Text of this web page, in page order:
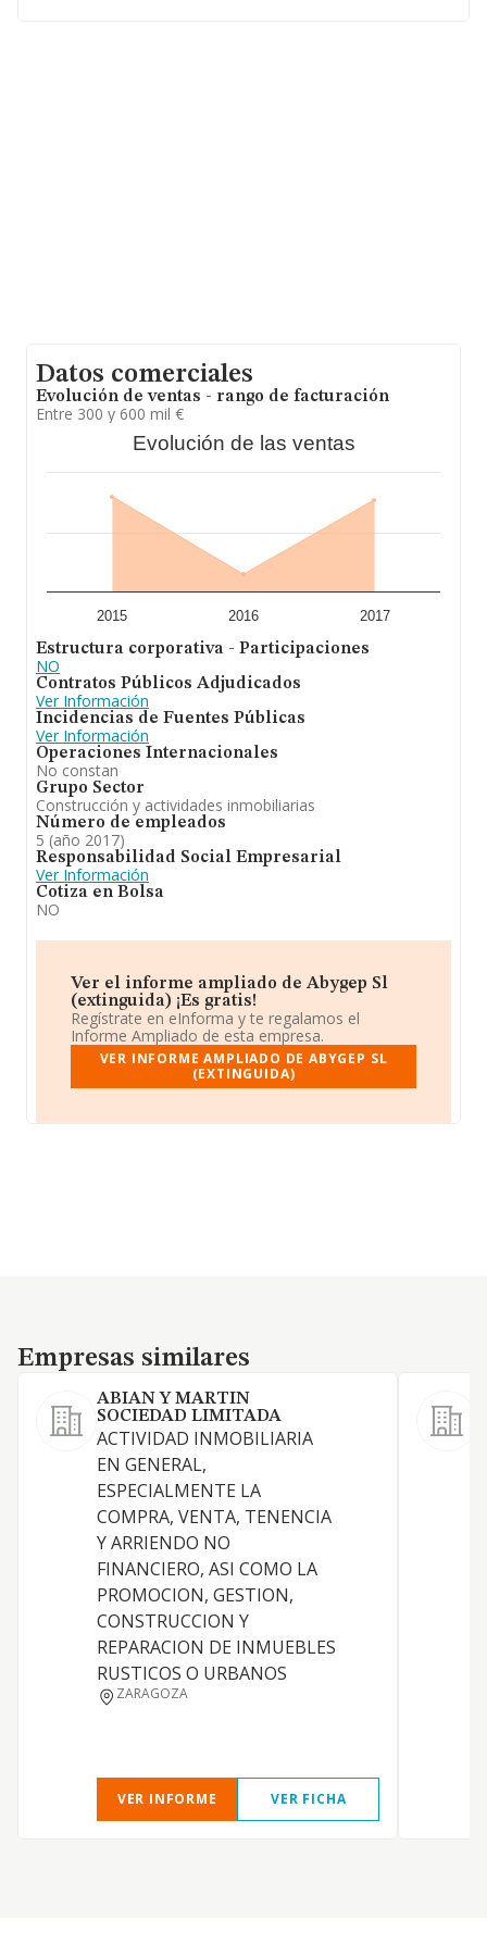
Datos comerciales
Evolución de ventas - rango de facturación
Entre 300 y 600 mil €
Evolución de las ventas
2015 2016 2017
Estructura corporativa - Participaciones
NO
Contratos Públicos Adjudicados
Ver Información
Incidencias de Fuentes Públicas
Ver Información
Operaciones Internacionales
No constan
Grupo Sector
Construcción y actividades inmobiliarias
Número de empleados
5 (año 2017)
Responsabilidad Social Empresarial
Ver Información
Cotiza en Bolsa
NO
Ver el informe ampliado de Abygep Sl
(extinguida) ¡Es gratis!
Regístrate en eInforma y te regalamos el
Informe Ampliado de esta empresa.
VER INFORME AMPLIADO DE ABYGEP SL
(EXTINGUIDA)
Empresas similares
Empresas similares
ABIAN Y MARTIN
SOCIEDAD LIMITADA
ACTIVIDAD INMOBILIARIA
EN GENERAL,
ESPECIALMENTE LA
COMPRA, VENTA, TENENCIA
Y ARRIENDO NO
FINANCIERO, ASI COMO LA
PROMOCION, GESTION,
CONSTRUCCION Y
REPARACION DE INMUEBLES
RUSTICOS O URBANOS
ZARAGOZA
VER INFORME VER FICHA